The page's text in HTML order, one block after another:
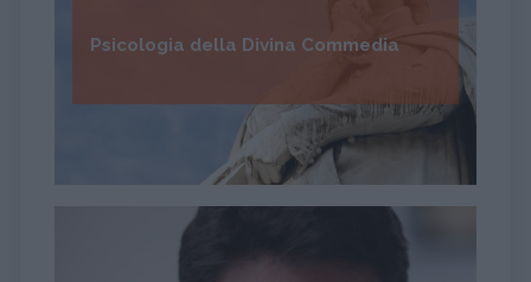
Psicologia della Divina Commedia